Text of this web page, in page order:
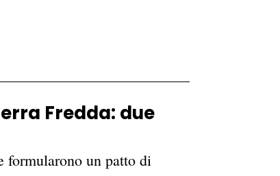
Fredda: due
formularono un patto di